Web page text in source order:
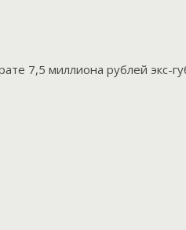
7,5 миллиона рублей экс-